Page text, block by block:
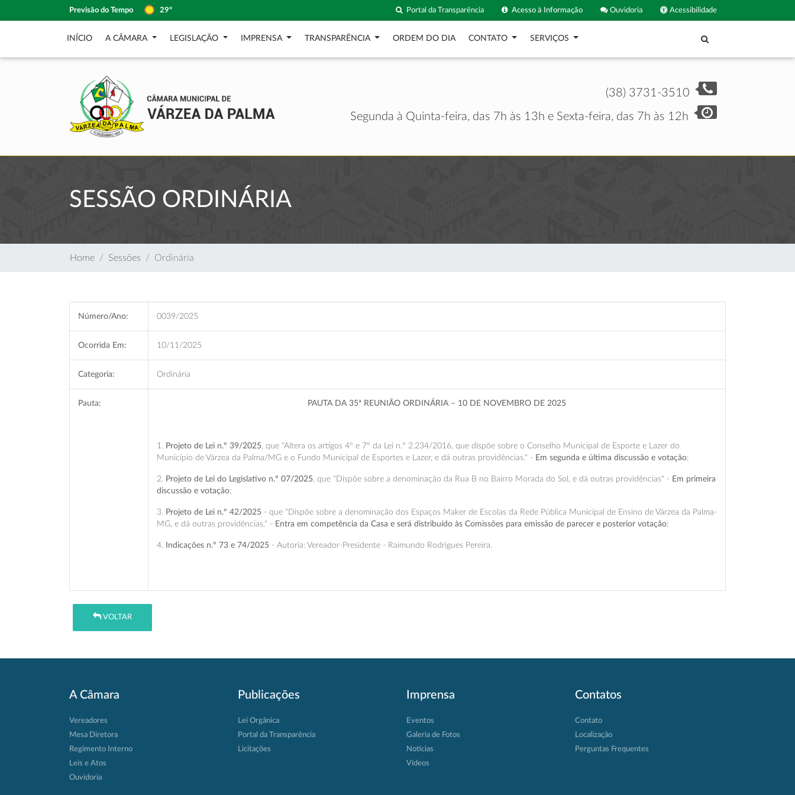
Previsão do Tempo 29º Acessibilidade
Ouvidoria
Acesso à Informação
Portal da Transparência
INÍCIO A CÂMARA LEGISLAÇÃO IMPRENSA TRANSPARÊNCIA ORDEM DO DIA CONTATO SERVIÇOS
(38) 3731-3510
Segunda à Quinta-feira, das 7h às 13h e Sexta-feira, das 7h às 12h
SESSÃO ORDINÁRIA
Home Sessões Ordinária
Número/Ano: 0039/2025
Ocorrida Em: 10/11/2025
Categoria: Ordinária
Pauta: PAUTA DA 35ª REUNIÃO ORDINÁRIA – 10 DE NOVEMBRO DE 2025
1. Projeto de Lei n.º 39/2025, que "Altera os artigos 4º e 7º da Lei n.º 2.234/2016, que dispõe sobre o Conselho Municipal de Esporte e Lazer do
Município de Várzea da Palma/MG e o Fundo Municipal de Esportes e Lazer, e dá outras providências." - Em segunda e última discussão e votação;
2. Projeto de Lei do Legislativo n.º 07/2025, que "Dispõe sobre a denominação da Rua B no Bairro Morada do Sol, e dá outras providências" - Em primeira
discussão e votação;
3. Projeto de Lei n.º 42/2025 - que "Dispõe sobre a denominação dos Espaços Maker de Escolas da Rede Pública Municipal de Ensino de Várzea da Palma-
MG, e dá outras providências." - Entra em competência da Casa e será distribuído às Comissões para emissão de parecer e posterior votação;
4. Indicações n.º 73 e 74/2025 - Autoria: Vereador-Presidente - Raimundo Rodrigues Pereira.
VOLTAR
A Câmara
Vereadores
Mesa Diretora
Regimento Interno
Leis e Atos
Ouvidoria
Publicações
Lei Orgânica
Portal da Transparência
Licitações
Imprensa
Eventos
Galeria de Fotos
Notícias
Vídeos
Contatos
Contato
Localização
Perguntas Frequentes